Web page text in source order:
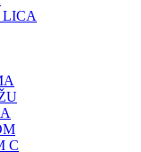
C